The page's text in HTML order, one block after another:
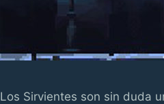
Los Sirvientes son sin duda